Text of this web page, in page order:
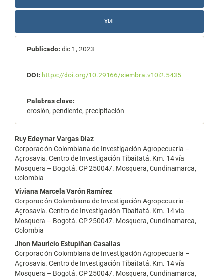
XML
Publicado: dic 1, 2023
DOI: https://doi.org/10.29166/siembra.v10i2.5435
Palabras clave:
erosión, pendiente, precipitación
Contenido
principal
del
artículo
Ruy Edeymar Vargas Diaz
Corporación Colombiana de Investigación Agropecuaria –
Agrosavia. Centro de Investigación Tibaitatá. Km. 14 vía
Mosquera – Bogotá. CP 250047. Mosquera, Cundinamarca,
Colombia
Viviana Marcela Varón Ramírez
Corporación Colombiana de Investigación Agropecuaria –
Agrosavia. Centro de Investigación Tibaitatá. Km. 14 vía
Mosquera – Bogotá. CP 250047. Mosquera, Cundinamarca,
Colombia
Jhon Mauricio Estupiñan Casallas
Corporación Colombiana de Investigación Agropecuaria –
Agrosavia. Centro de Investigación Tibaitatá. Km. 14 vía
Mosquera – Bogotá. CP 250047. Mosquera, Cundinamarca,